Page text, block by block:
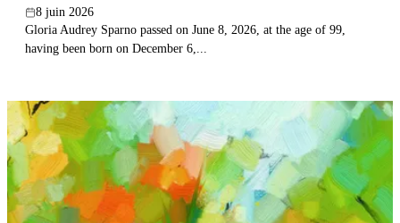
8 juin 2026
Gloria Audrey Sparno passed on June 8, 2026, at the age of 99,
having been born on December 6,...